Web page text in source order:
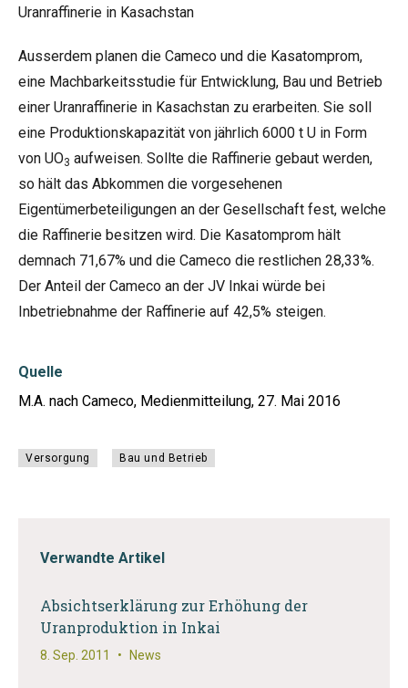
Uranraffinerie in Kasachstan
Ausserdem planen die Cameco und die Kasatomprom,
eine Machbarkeitsstudie für Entwicklung, Bau und Betrieb
einer Uranraffinerie in Kasachstan zu erarbeiten. Sie soll
eine Produktionskapazität von jährlich 6000 t U in Form
von UO3 aufweisen. Sollte die Raffinerie gebaut werden,
so hält das Abkommen die vorgesehenen
Eigentümerbeteiligungen an der Gesellschaft fest, welche
die Raffinerie besitzen wird. Die Kasatomprom hält
demnach 71,67% und die Cameco die restlichen 28,33%.
Der Anteil der Cameco an der JV Inkai würde bei
Inbetriebnahme der Raffinerie auf 42,5% steigen.
Quelle
M.A. nach Cameco, Medienmitteilung, 27. Mai 2016
Versorgung Bau und Betrieb
Verwandte Artikel
Absichtserklärung zur Erhöhung der
Uranproduktion in Inkai
8. Sep. 2011 • News